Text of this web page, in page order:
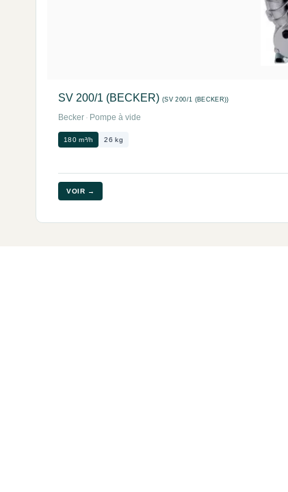
SV 200/1 (BECKER) (SV 200/1 (BECKER))
Becker · Pompe à vide
180 m³/h 26 kg
VOIR →